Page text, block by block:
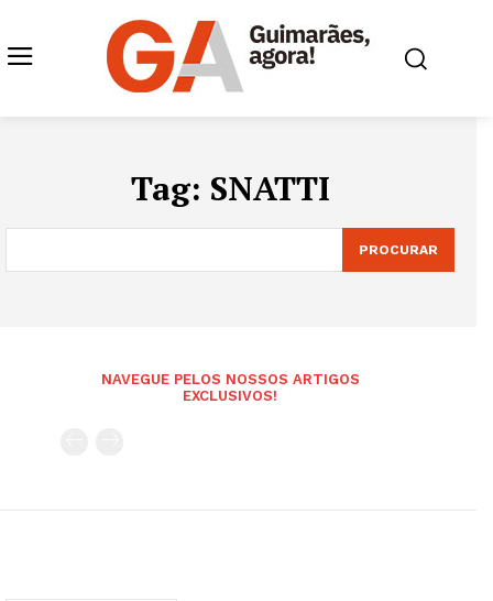
Tag: SNATTI
PROCURAR
NAVEGUE PELOS NOSSOS ARTIGOS
EXCLUSIVOS!